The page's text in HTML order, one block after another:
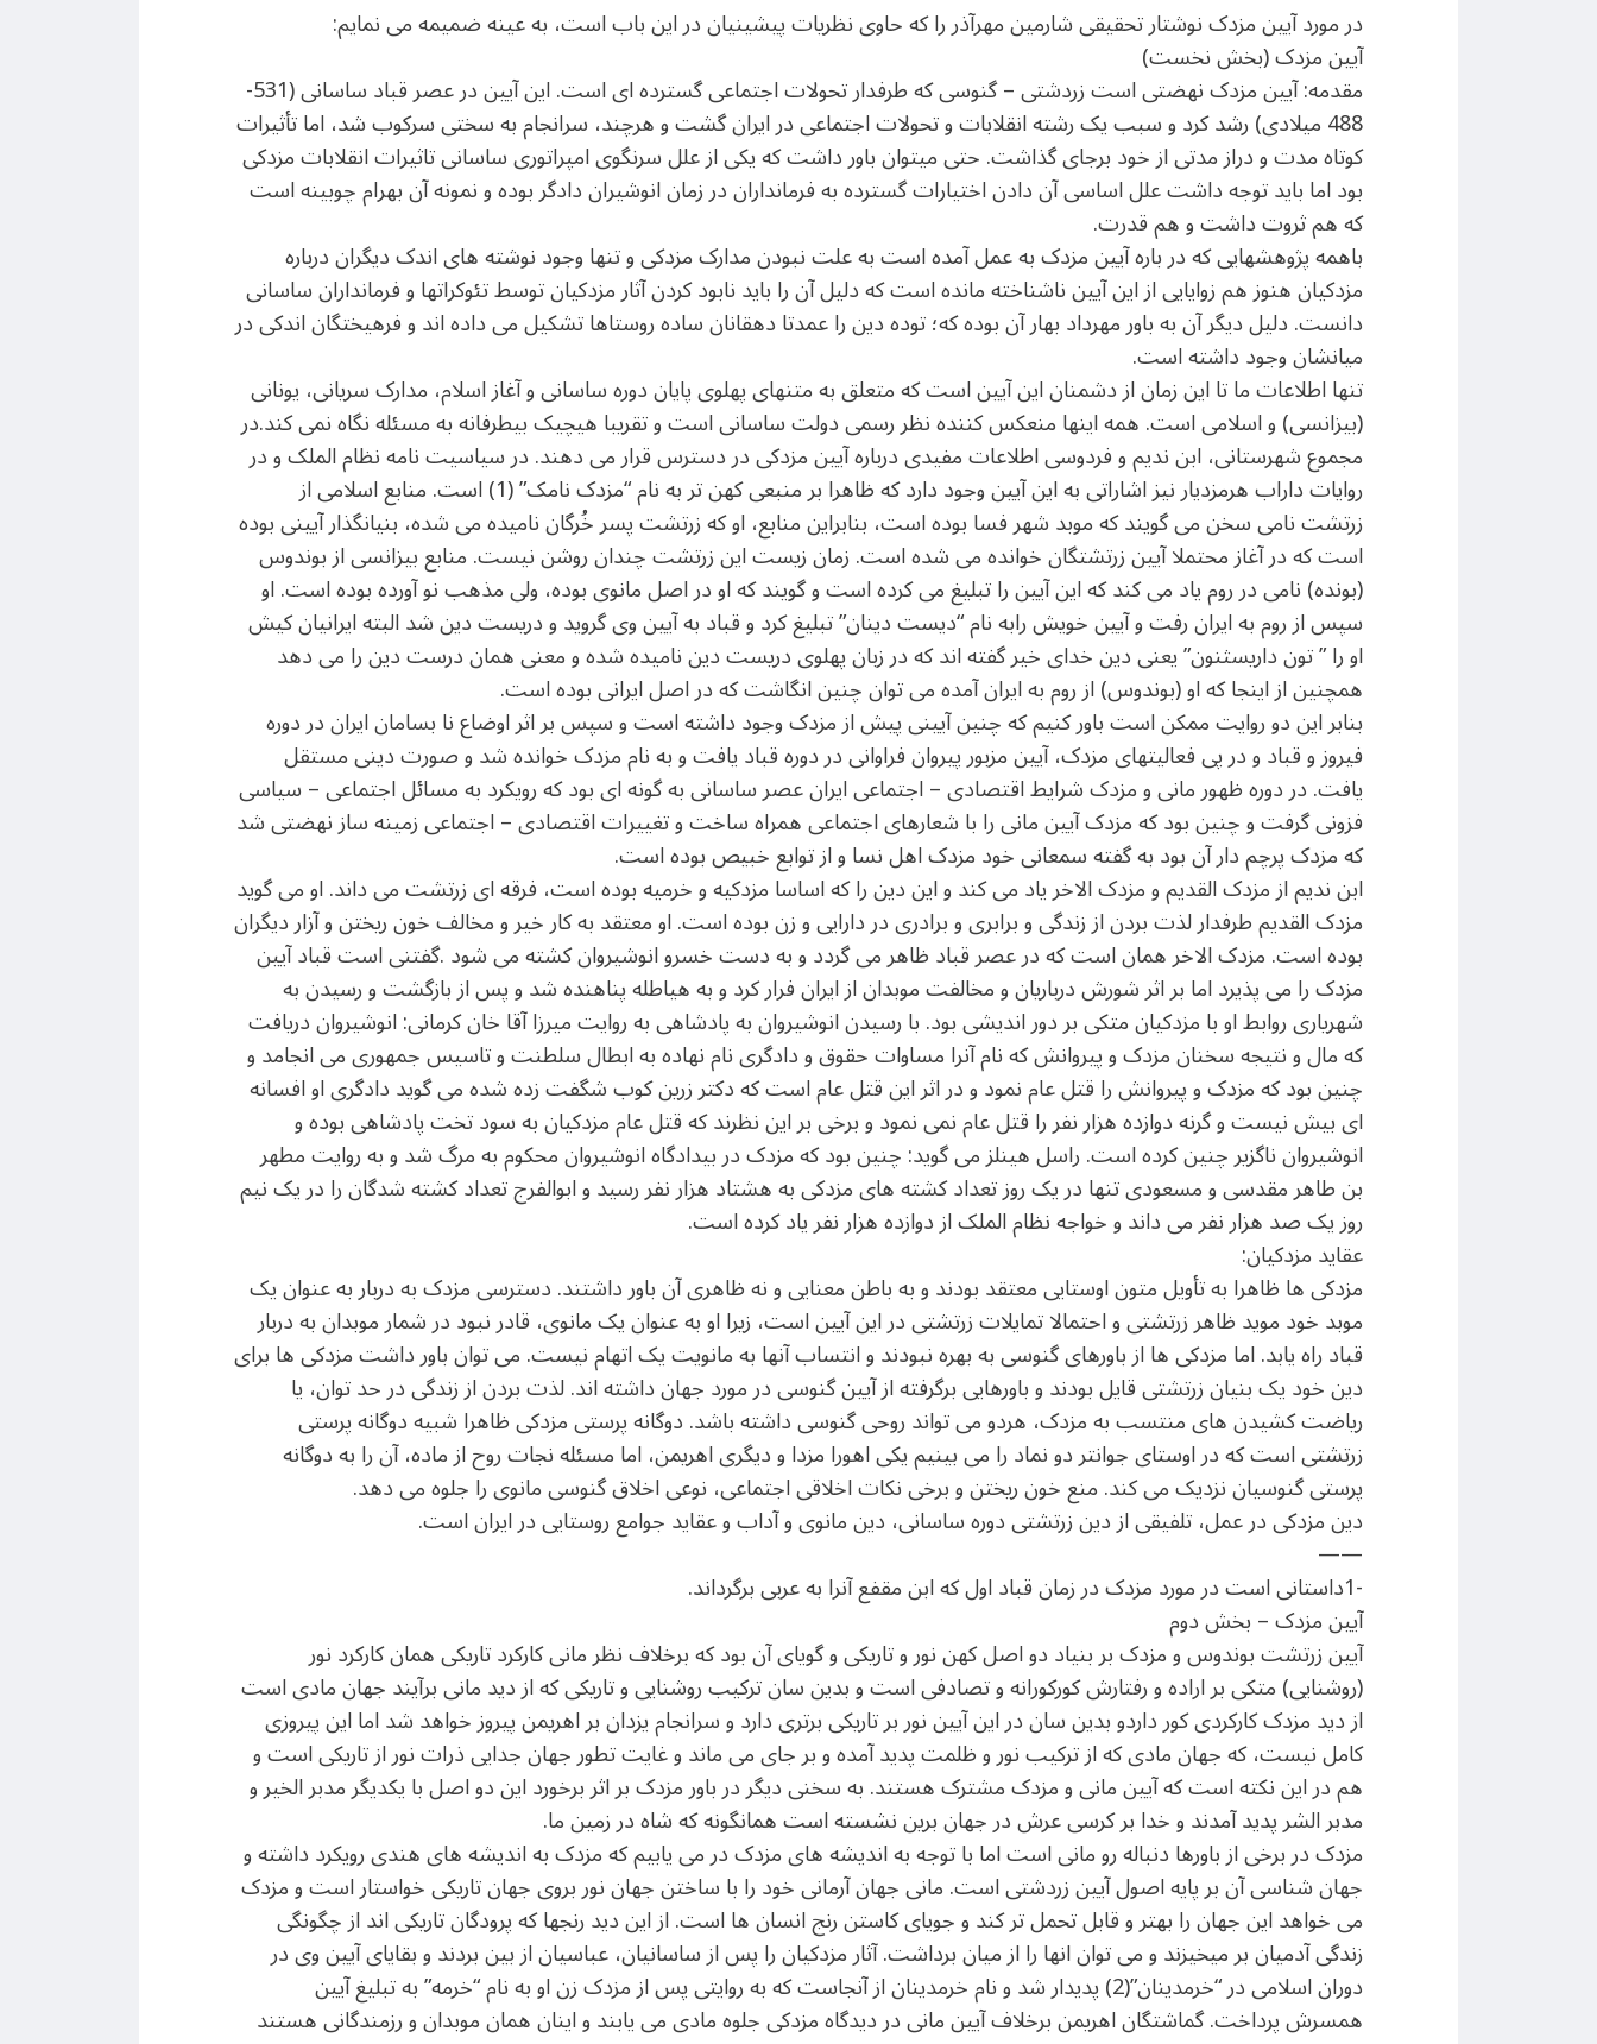
در مورد آیین مزدک نوشتار تحقیقی شارمین مهرآذر را که حاوی نظریات پیشینیان در این باب است، به عینه ضمیمه می نمایم:
آیین مزدک (بخش نخست)
مقدمه: آیین مزدک نهضتی است زردشتی – گنوسی که طرفدار تحولات اجتماعی گسترده ای است. این آیین در عصر قباد ساسانی (531-
488 میلادی) رشد کرد و سبب یک رشته انقلابات و تحولات اجتماعی در ایران گشت و هرچند، سرانجام به سختی سرکوب شد، اما تأثیرات
کوتاه مدت و دراز مدتی از خود برجای گذاشت. حتی میتوان باور داشت که یکی از علل سرنگوی امپراتوری ساسانی تاثیرات انقلابات مزدکی
بود اما باید توجه داشت علل اساسی آن دادن اختیارات گسترده به فرمانداران در زمان انوشیران دادگر بوده و نمونه آن بهرام چوبینه است
که هم ثروت داشت و هم قدرت.
باهمه پژوهشهایی که در باره آیین مزدک به عمل آمده است به علت نبودن مدارک مزدکی و تنها وجود نوشته های اندک دیگران درباره
مزدکیان هنوز هم زوایایی از این آیین ناشناخته مانده است که دلیل آن را باید نابود کردن آثار مزدکیان توسط تئوکراتها و فرمانداران ساسانی
دانست. دلیل دیگر آن به باور مهرداد بهار آن بوده که؛ توده دین را عمدتا دهقانان ساده روستاها تشکیل می داده اند و فرهیختگان اندکی در
میانشان وجود داشته است.
تنها اطلاعات ما تا این زمان از دشمنان این آیین است که متعلق به متنهای پهلوی پایان دوره ساسانی و آغاز اسلام، مدارک سریانی، یونانی
(بیزانسی) و اسلامی است. همه اینها منعکس کننده نظر رسمی دولت ساسانی است و تقریبا هیچیک بیطرفانه به مسئله نگاه نمی کند.در
مجموع شهرستانی، ابن ندیم و فردوسی اطلاعات مفیدی درباره آیین مزدکی در دسترس قرار می دهند. در سیاسیت نامه نظام الملک و در
روایات داراب هرمزدیار نیز اشاراتی به این آیین وجود دارد که ظاهرا بر منبعی کهن تر به نام “مزدک نامک” (1) است. منابع اسلامی از
زرتشت نامی سخن می گویند که موبد شهر فسا بوده است، بنابراین منابع، او که زرتشت پسر خُرگان نامیده می شده، بنیانگذار آیینی بوده
است که در آغاز محتملا آیین زرتشتگان خوانده می شده است. زمان زیست این زرتشت چندان روشن نیست. منابع بیزانسی از بوندوس
(بونده) نامی در روم یاد می کند که این آیین را تبلیغ می کرده است و گویند که او در اصل مانوی بوده، ولی مذهب نو آورده بوده است. او
سپس از روم به ایران رفت و آیین خویش رابه نام “دیست دینان” تبلیغ کرد و قباد به آیین وی گروید و دریست دین شد البته ایرانیان کیش
او را ” تون داریسثنون” یعنی دین خدای خیر گفته اند که در زبان پهلوی دریست دین نامیده شده و معنی همان درست دین را می دهد
همچنین از اینجا که او (بوندوس) از روم به ایران آمده می توان چنین انگاشت که در اصل ایرانی بوده است.
بنابر این دو روایت ممکن است باور کنیم که چنین آیینی پیش از مزدک وجود داشته است و سپس بر اثر اوضاع نا بسامان ایران در دوره
فیروز و قباد و در پی فعالیتهای مزدک، آیین مزبور پیروان فراوانی در دوره قباد یافت و به نام مزدک خوانده شد و صورت دینی مستقل
یافت. در دوره ظهور مانی و مزدک شرایط اقتصادی – اجتماعی ایران عصر ساسانی به گونه ای بود که رویکرد به مسائل اجتماعی – سیاسی
فزونی گرفت و چنین بود که مزدک آیین مانی را با شعارهای اجتماعی همراه ساخت و تغییرات اقتصادی – اجتماعی زمینه ساز نهضتی شد
که مزدک پرچم دار آن بود به گفته سمعانی خود مزدک اهل نسا و از توابع خبیص بوده است.
ابن ندیم از مزدک القدیم و مزدک الاخر یاد می کند و این دین را که اساسا مزدکیه و خرمیه بوده است، فرقه ای زرتشت می داند. او می گوید
مزدک القدیم طرفدار لذت بردن از زندگی و برابری و برادری در دارایی و زن بوده است. او معتقد به کار خیر و مخالف خون ریختن و آزار دیگران
بوده است. مزدک الاخر همان است که در عصر قباد ظاهر می گردد و به دست خسرو انوشیروان کشته می شود .گفتنی است قباد آیین
مزدک را می پذیرد اما بر اثر شورش درباریان و مخالفت موبدان از ایران فرار کرد و به هیاطله پناهنده شد و پس از بازگشت و رسیدن به
شهریاری روابط او با مزدکیان متکی بر دور اندیشی بود. با رسیدن انوشیروان به پادشاهی به روایت میرزا آقا خان کرمانی: انوشیروان دریافت
که مال و نتیجه سخنان مزدک و پیروانش که نام آنرا مساوات حقوق و دادگری نام نهاده به ابطال سلطنت و تاسیس جمهوری می انجامد و
چنین بود که مزدک و پیروانش را قتل عام نمود و در اثر این قتل عام است که دکتر زرین کوب شگفت زده شده می گوید دادگری او افسانه
ای بیش نیست و گرنه دوازده هزار نفر را قتل عام نمی نمود و برخی بر این نظرند که قتل عام مزدکیان به سود تخت پادشاهی بوده و
انوشیروان ناگزیر چنین کرده است. راسل هینلز می گوید: چنین بود که مزدک در بیدادگاه انوشیروان محکوم به مرگ شد و به روایت مطهر
بن طاهر مقدسی و مسعودی تنها در یک روز تعداد کشته های مزدکی به هشتاد هزار نفر رسید و ابوالفرج تعداد کشته شدگان را در یک نیم
روز یک صد هزار نفر می داند و خواجه نظام الملک از دوازده هزار نفر یاد کرده است.
عقاید مزدکیان:
مزدکی ها ظاهرا به تأویل متون اوستایی معتقد بودند و به باطن معنایی و نه ظاهری آن باور داشتند. دسترسی مزدک به دربار به عنوان یک
موبد خود موید ظاهر زرتشتی و احتمالا تمایلات زرتشتی در این آیین است، زیرا او به عنوان یک مانوی، قادر نبود در شمار موبدان به دربار
قباد راه یابد. اما مزدکی ها از باورهای گنوسی به بهره نبودند و انتساب آنها به مانویت یک اتهام نیست. می توان باور داشت مزدکی ها برای
دین خود یک بنیان زرتشتی قایل بودند و باورهایی برگرفته از آیین گنوسی در مورد جهان داشته اند. لذت بردن از زندگی در حد توان، یا
ریاضت کشیدن های منتسب به مزدک، هردو می تواند روحی گنوسی داشته باشد. دوگانه پرستی مزدکی ظاهرا شبیه دوگانه پرستی
زرتشتی است که در اوستای جوانتر دو نماد را می بینیم یکی اهورا مزدا و دیگری اهریمن، اما مسئله نجات روح از ماده، آن را به دوگانه
پرستی گنوسیان نزدیک می کند. منع خون ریختن و برخی نکات اخلاقی اجتماعی، نوعی اخلاق گنوسی مانوی را جلوه می دهد.
دین مزدکی در عمل، تلفیقی از دین زرتشتی دوره ساسانی، دین مانوی و آداب و عقاید جوامع روستایی در ایران است.
——
-1داستانی است در مورد مزدک در زمان قباد اول که ابن مقفع آنرا به عربی برگرداند.
آیین مزدک – بخش دوم
آیین زرتشت بوندوس و مزدک بر بنیاد دو اصل کهن نور و تاریکی و گویای آن بود که برخلاف نظر مانی کارکرد تاریکی همان کارکرد نور
(روشنایی) متکی بر اراده و رفتارش کورکورانه و تصادفی است و بدین سان ترکیب روشنایی و تاریکی که از دید مانی برآیند جهان مادی است
از دید مزدک کارکردی کور داردو بدین سان در این آیین نور بر تاریکی برتری دارد و سرانجام یزدان بر اهریمن پیروز خواهد شد اما این پیروزی
کامل نیست، که جهان مادی که از ترکیب نور و ظلمت پدید آمده و بر جای می ماند و غایت تطور جهان جدایی ذرات نور از تاریکی است و
هم در این نکته است که آیین مانی و مزدک مشترک هستند. به سخنی دیگر در باور مزدک بر اثر برخورد این دو اصل با یکدیگر مدبر الخیر و
مدبر الشر پدید آمدند و خدا بر کرسی عرش در جهان برین نشسته است همانگونه که شاه در زمین ما.
مزدک در برخی از باورها دنباله رو مانی است اما با توجه به اندیشه های مزدک در می یابیم که مزدک به اندیشه های هندی رویکرد داشته و
جهان شناسی آن بر پایه اصول آیین زردشتی است. مانی جهان آرمانی خود را با ساختن جهان نور بروی جهان تاریکی خواستار است و مزدک
می خواهد این جهان را بهتر و قابل تحمل تر کند و جویای کاستن رنج انسان ها است. از این دید رنجها که پرودگان تاریکی اند از چگونگی
زندگی آدمیان بر میخیزند و می توان انها را از میان برداشت. آثار مزدکیان را پس از ساسانیان، عباسیان از بین بردند و بقایای آیین وی در
دوران اسلامی در “خرمدینان”(2) پدیدار شد و نام خرمدینان از آنجاست که به روایتی پس از مزدک زن او به نام “خرمه” به تبلیغ آیین
همسرش پرداخت. گماشتگان اهریمن برخلاف آیین مانی در دیدگاه مزدکی جلوه مادی می یابند و اینان همان موبدان و رزمندگانی هستند